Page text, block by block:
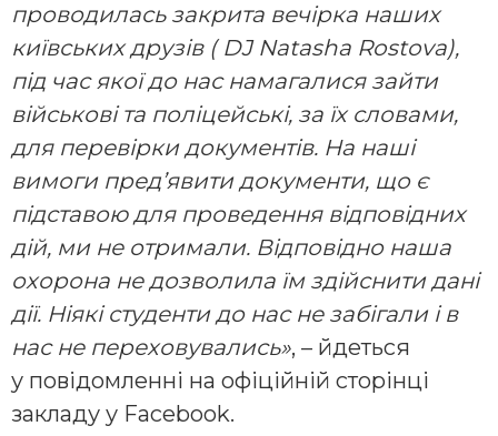
проводилась закрита вечірка наших
київських друзів ( DJ Natasha Rostova),
під час якої до нас намагалися зайти
військові та поліцейські, за їх словами,
для перевірки документів. На наші
вимоги пред’явити документи, що є
підставою для проведення відповідних
дій, ми не отримали. Відповідно наша
охорона не дозволила їм здійснити дані
дії. Ніякі студенти до нас не забігали і в
нас не переховувались», – йдеться
у повідомленні на офіційній сторінці
закладу у Facebook.